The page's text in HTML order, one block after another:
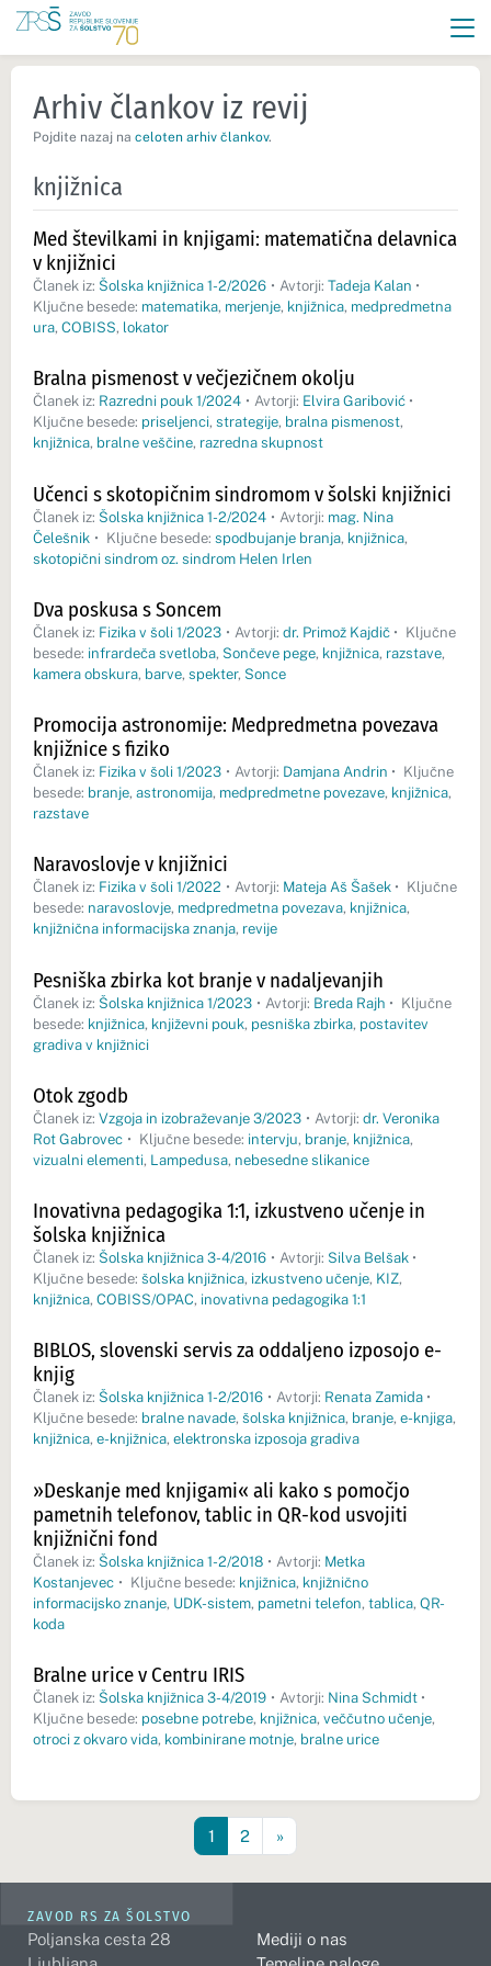
Arhiv člankov iz revij
Pojdite nazaj na celoten arhiv člankov.
knjižnica
Med številkami in knjigami: matematična delavnica
v knjižnici
Članek iz: Šolska knjižnica 1-2/2026 • Avtorji: Tadeja Kalan •
Ključne besede: matematika, merjenje, knjižnica, medpredmetna
ura, COBISS, lokator
Bralna pismenost v večjezičnem okolju
Članek iz: Razredni pouk 1/2024 • Avtorji: Elvira Garibović •
Ključne besede: priseljenci, strategije, bralna pismenost,
knjižnica, bralne veščine, razredna skupnost
Učenci s skotopičnim sindromom v šolski knjižnici
Članek iz: Šolska knjižnica 1-2/2024 • Avtorji: mag. Nina
Čelešnik • Ključne besede: spodbujanje branja, knjižnica,
skotopični sindrom oz. sindrom Helen Irlen
Dva poskusa s Soncem
Članek iz: Fizika v šoli 1/2023 • Avtorji: dr. Primož Kajdič • Ključne
besede: infrardeča svetloba, Sončeve pege, knjižnica, razstave,
kamera obskura, barve, spekter, Sonce
Promocija astronomije: Medpredmetna povezava
knjižnice s fiziko
Članek iz: Fizika v šoli 1/2023 • Avtorji: Damjana Andrin • Ključne
besede: branje, astronomija, medpredmetne povezave, knjižnica,
razstave
Naravoslovje v knjižnici
Članek iz: Fizika v šoli 1/2022 • Avtorji: Mateja Aš Šašek • Ključne
besede: naravoslovje, medpredmetna povezava, knjižnica,
knjižnična informacijska znanja, revije
Pesniška zbirka kot branje v nadaljevanjih
Članek iz: Šolska knjižnica 1/2023 • Avtorji: Breda Rajh • Ključne
besede: knjižnica, književni pouk, pesniška zbirka, postavitev
gradiva v knjižnici
Otok zgodb
Članek iz: Vzgoja in izobraževanje 3/2023 • Avtorji: dr. Veronika
Rot Gabrovec • Ključne besede: intervju, branje, knjižnica,
vizualni elementi, Lampedusa, nebesedne slikanice
Inovativna pedagogika 1:1, izkustveno učenje in
šolska knjižnica
Članek iz: Šolska knjižnica 3-4/2016 • Avtorji: Silva Belšak •
Ključne besede: šolska knjižnica, izkustveno učenje, KIZ,
knjižnica, COBISS/OPAC, inovativna pedagogika 1:1
BIBLOS, slovenski servis za oddaljeno izposojo e-
knjig
Članek iz: Šolska knjižnica 1-2/2016 • Avtorji: Renata Zamida •
Ključne besede: bralne navade, šolska knjižnica, branje, e-knjiga,
knjižnica, e-knjižnica, elektronska izposoja gradiva
»Deskanje med knjigami« ali kako s pomočjo
pametnih telefonov, tablic in QR-kod usvojiti
knjižnični fond
Članek iz: Šolska knjižnica 1-2/2018 • Avtorji: Metka
Kostanjevec • Ključne besede: knjižnica, knjižnično
informacijsko znanje, UDK-sistem, pametni telefon, tablica, QR-
koda
Bralne urice v Centru IRIS
Članek iz: Šolska knjižnica 3-4/2019 • Avtorji: Nina Schmidt •
Ključne besede: posebne potrebe, knjižnica, veččutno učenje,
otroci z okvaro vida, kombinirane motnje, bralne urice
1 2 »
ZAVOD RS ZA ŠOLSTVO
Poljanska cesta 28
Mediji o nas